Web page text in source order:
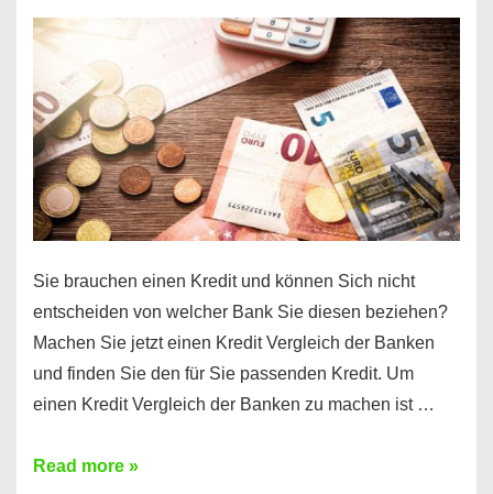
einen
10000
Euro
Kredit
finden
Sie brauchen einen Kredit und können Sich nicht
entscheiden von welcher Bank Sie diesen beziehen?
Machen Sie jetzt einen Kredit Vergleich der Banken
und finden Sie den für Sie passenden Kredit. Um
einen Kredit Vergleich der Banken zu machen ist …
Sie
Read more »